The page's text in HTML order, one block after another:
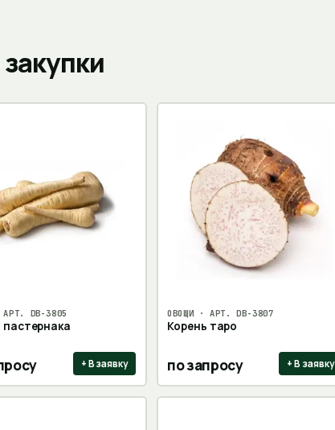
АРТ. DB-3805
пастернака
+ В заявку
ОВОЩИ · АРТ.DB-3807
Корень таро
по запросу + В заявку